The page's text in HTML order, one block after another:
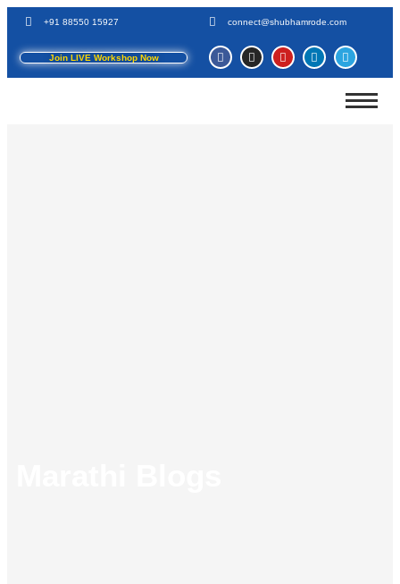
+91 88550 15927 connect@shubhamrode.com
Join LIVE Workshop Now